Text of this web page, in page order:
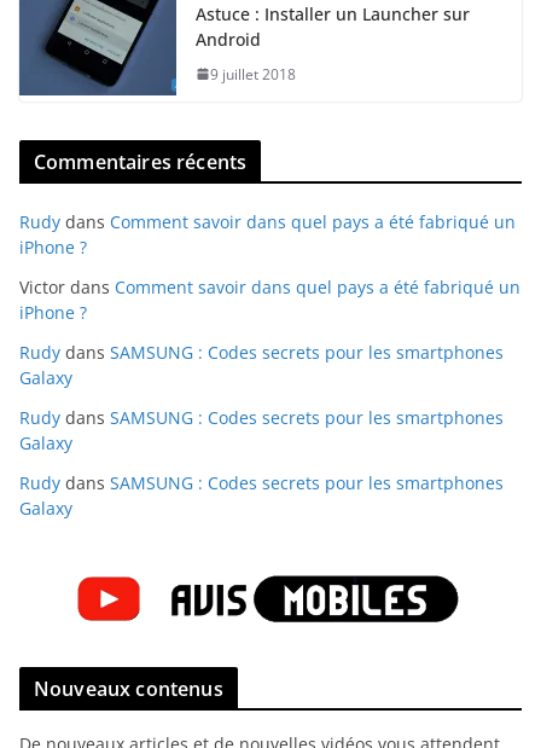
Astuce : Installer un Launcher sur
Android
9 juillet 2018
Commentaires récents
Rudy dans Comment savoir dans quel pays a été fabriqué un
iPhone ?
Victor dans Comment savoir dans quel pays a été fabriqué un
iPhone ?
Rudy dans SAMSUNG : Codes secrets pour les smartphones
Galaxy
Rudy dans SAMSUNG : Codes secrets pour les smartphones
Galaxy
Rudy dans SAMSUNG : Codes secrets pour les smartphones
Galaxy
Nouveaux contenus